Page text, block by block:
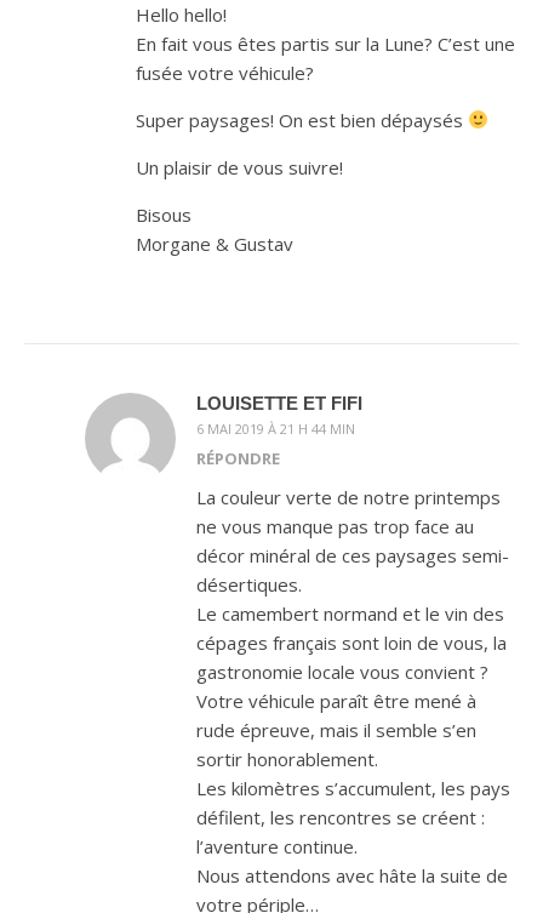
Hello hello!
En fait vous êtes partis sur la Lune? C’est une
fusée votre véhicule?
Super paysages! On est bien dépaysés
Un plaisir de vous suivre!
Bisous
Morgane & Gustav
LOUISETTE ET FIFI
6 MAI 2019 À 21 H 44 MIN
RÉPONDRE
La couleur verte de notre printemps
ne vous manque pas trop face au
décor minéral de ces paysages semi-
désertiques.
Le camembert normand et le vin des
cépages français sont loin de vous, la
gastronomie locale vous convient ?
Votre véhicule paraît être mené à
rude épreuve, mais il semble s’en
sortir honorablement.
Les kilomètres s’accumulent, les pays
défilent, les rencontres se créent :
l’aventure continue.
Nous attendons avec hâte la suite de
votre périple…